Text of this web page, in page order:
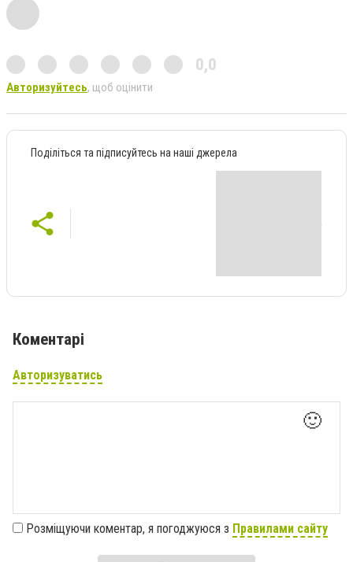
0,0
Авторизуйтесь, щоб оцінити
Поділіться та підписуйтесь на наші джерела
Коментарі
Авторизуватись
🙂
Розміщуючи коментар, я погоджуюся з Правилами сайту